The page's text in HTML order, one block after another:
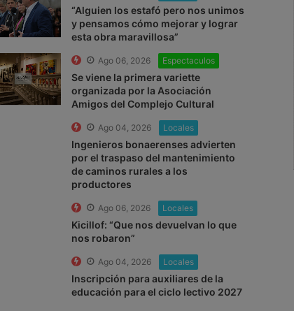
“Alguien los estafó pero nos unimos
y pensamos cómo mejorar y lograr
esta obra maravillosa”
Ago 06, 2026 Espectaculos
Se viene la primera variette
organizada por la Asociación
Amigos del Complejo Cultural
Ago 04, 2026 Locales
Ingenieros bonaerenses advierten
por el traspaso del mantenimiento
de caminos rurales a los
productores
Ago 06, 2026 Locales
Kicillof: “Que nos devuelvan lo que
nos robaron”
Ago 04, 2026 Locales
Inscripción para auxiliares de la
educación para el ciclo lectivo 2027